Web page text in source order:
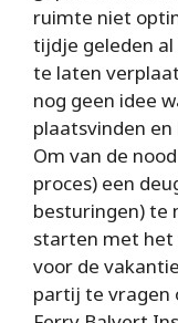
ruimte niet
tijdje geleden
te laten
nog geen idee
plaatsvinden
Om van de
proces) een
besturingen) te
starten met het
voor de
partij te vragen